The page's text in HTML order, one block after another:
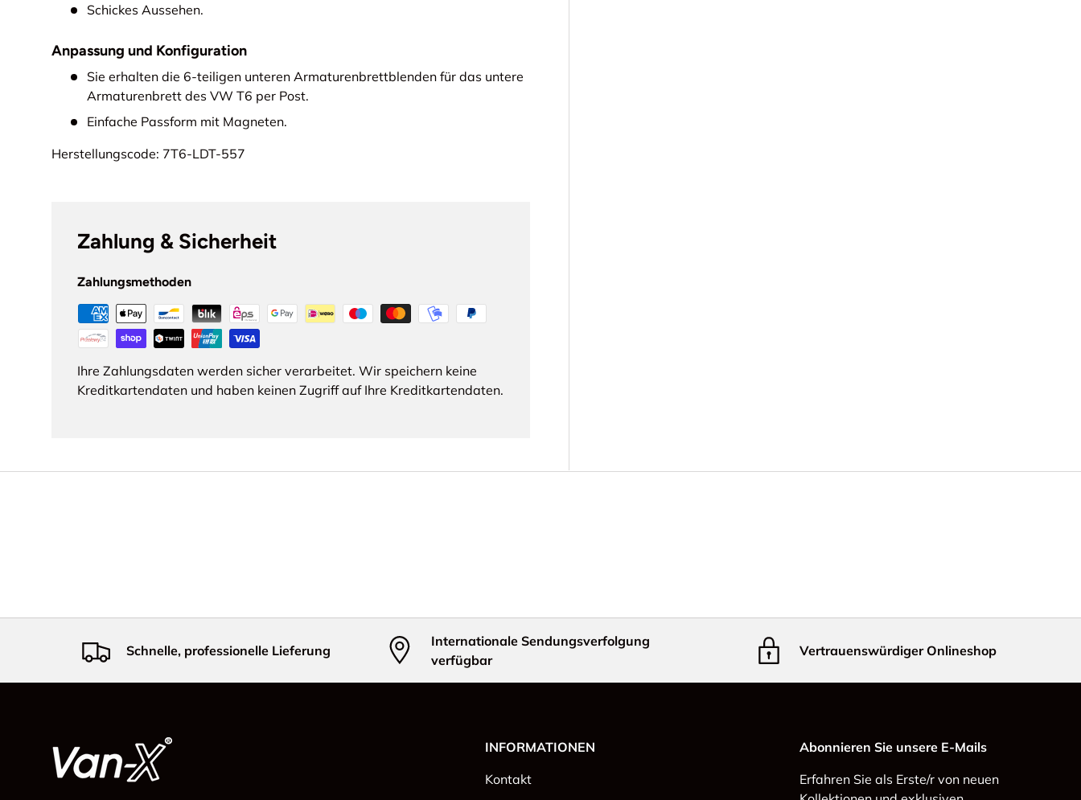
Schickes Aussehen.
Anpassung und Konfiguration
Sie erhalten die 6-teiligen unteren Armaturenbrettblenden für das untere
Armaturenbrett des VW T6 per Post.
Einfache Passform mit Magneten.
Herstellungscode: 7T6-LDT-557
Zahlung & Sicherheit
Zahlungsmethoden
Ihre Zahlungsdaten werden sicher verarbeitet. Wir speichern keine
Kreditkartendaten und haben keinen Zugriff auf Ihre Kreditkartendaten.
Schnelle, professionelle Lieferung
Internationale Sendungsverfolgung
verfügbar
Vertrauenswürdiger Onlineshop
INFORMATIONEN
Kontakt
Abonnieren Sie unsere E-Mails
Erfahren Sie als Erste/r von neuen